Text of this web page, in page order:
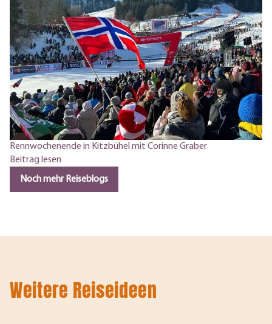
Rennwochenende in Kitzbühel mit Corinne Graber
Beitrag lesen
Noch mehr Reiseblogs
Weitere Reiseideen